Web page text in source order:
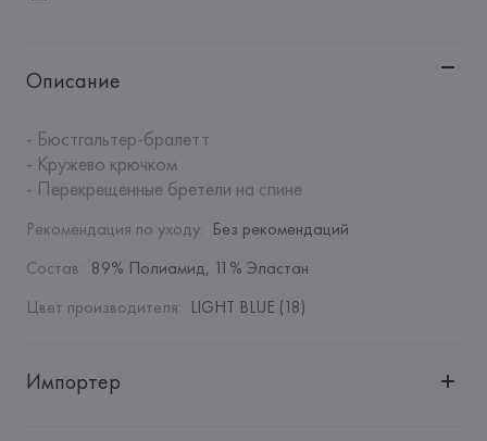
Описание
- Бюстгальтер-бралетт
- Кружево крючком
- Перекрещенные бретели на спине
Рекомендация по уходу: Без рекомендаций
Состав: 89% Полиамид, 11% Эластан
Цвет производителя: LIGHT BLUE (18)
Импортер